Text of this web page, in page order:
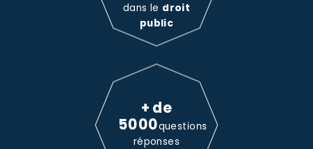
dans le droit
public
+ de
5000questions
réponses